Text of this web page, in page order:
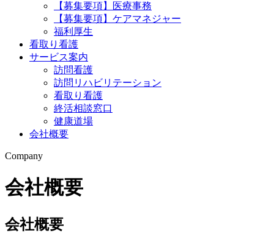
【募集要項】医療事務
【募集要項】ケアマネジャー
福利厚生
看取り看護
サービス案内
訪問看護
訪問リハビリテーション
看取り看護
終活相談窓口
健康道場
会社概要
Company
会社概要
会社概要